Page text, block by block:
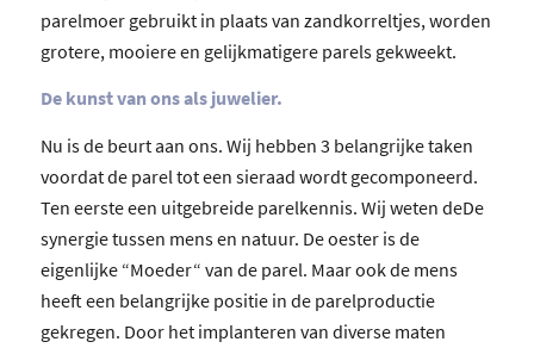
parelmoer gebruikt in plaats van zandkorreltjes, worden
grotere, mooiere en gelijkmatigere parels gekweekt.
De kunst van ons als juwelier.
Nu is de beurt aan ons. Wij hebben 3 belangrijke taken
voordat de parel tot een sieraad wordt gecomponeerd.
Ten eerste een uitgebreide parelkennis. Wij weten deDe
synergie tussen mens en natuur. De oester is de
eigenlijke “Moeder“ van de parel. Maar ook de mens
heeft een belangrijke positie in de parelproductie
gekregen. Door het implanteren van diverse maten